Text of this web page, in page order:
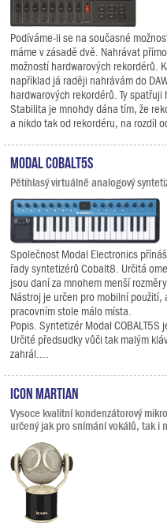
Podíváme-li se na současné
máme v zásadě dvě. Nahrávat
možností hardwarových rekordérů.
například já raději nahrávám do
hardwarových rekordérů. Ty
Stabilita je mnohdy dána tím, že
a nikdo tak od rekordéru, na rozdíl
Modal COBALT5S
Pětihlasý virtuálně analogový
Společnost Modal Electronics
řady syntetizérů Cobalt8. Určitá
jsou daní za mnohem menší
Nástroj je určen pro mobilní
pracovním stole málo místa.
Popis. Syntetizér Modal
Určité předsudky vůči tak malým
zahrál....
iCON Martian
Vysoce kvalitní kondenzátorový
určený jak pro snímání vokálů, tak i